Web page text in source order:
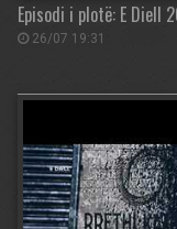
Episodi i plotë: E Diell
26/07 19:31